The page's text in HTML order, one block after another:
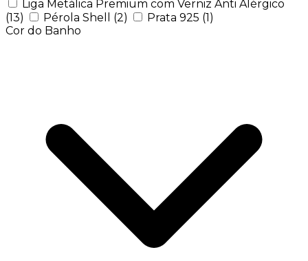
Liga Metálica Premium com Verniz Anti Alérgico
(13)
Pérola Shell (2) Prata 925 (1)
Cor do Banho